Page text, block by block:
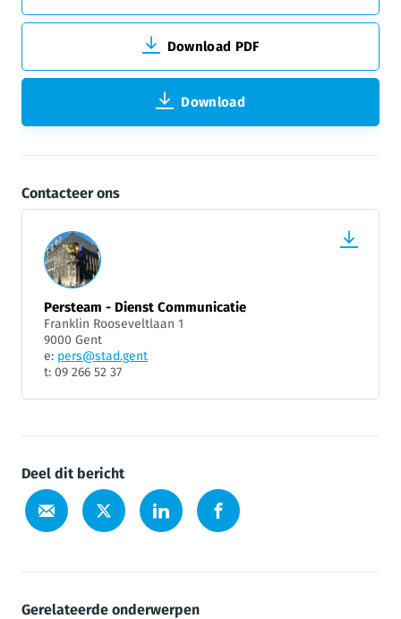
Download PDF
Download
Contacteer ons
Persteam - Dienst Communicatie
Franklin Rooseveltlaan 1
9000 Gent
e: pers@stad.gent
t: 09 266 52 37
Deel dit bericht
Gerelateerde onderwerpen